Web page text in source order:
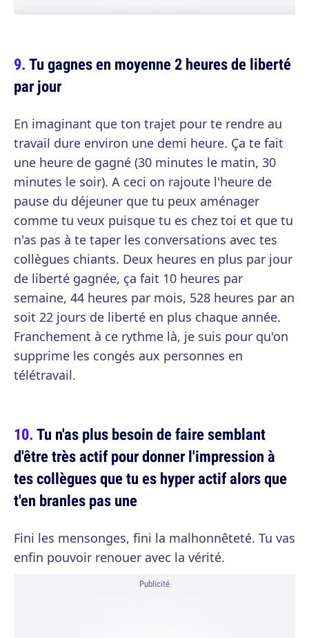
Tu gagnes en moyenne 2 heures de liberté
par jour
En imaginant que ton trajet pour te rendre au
travail dure environ une demi heure. Ça te fait
une heure de gagné (30 minutes le matin, 30
minutes le soir). A ceci on rajoute l'heure de
pause du déjeuner que tu peux aménager
comme tu veux puisque tu es chez toi et que tu
n'as pas à te taper les conversations avec tes
collègues chiants. Deux heures en plus par jour
de liberté gagnée, ça fait 10 heures par
semaine, 44 heures par mois, 528 heures par an
soit 22 jours de liberté en plus chaque année.
Franchement à ce rythme là, je suis pour qu'on
supprime les congés aux personnes en
télétravail.
Tu n'as plus besoin de faire semblant
d'être très actif pour donner l'impression à
tes collègues que tu es hyper actif alors que
t'en branles pas une
Fini les mensonges, fini la malhonnêteté. Tu vas
enfin pouvoir renouer avec la vérité.
Publicité